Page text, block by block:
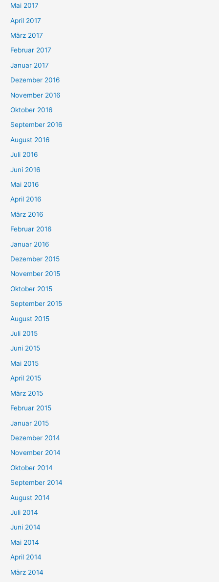
Mai 2017
April 2017
März 2017
Februar 2017
Januar 2017
Dezember 2016
November 2016
Oktober 2016
September 2016
August 2016
Juli 2016
Juni 2016
Mai 2016
April 2016
März 2016
Februar 2016
Januar 2016
Dezember 2015
November 2015
Oktober 2015
September 2015
August 2015
Juli 2015
Juni 2015
Mai 2015
April 2015
März 2015
Februar 2015
Januar 2015
Dezember 2014
November 2014
Oktober 2014
September 2014
August 2014
Juli 2014
Juni 2014
Mai 2014
April 2014
März 2014